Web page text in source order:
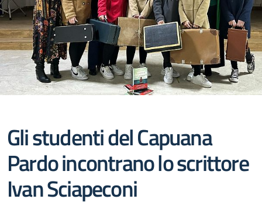
Gli studenti del Capuana
Pardo incontrano lo scrittore
Ivan Sciapeconi